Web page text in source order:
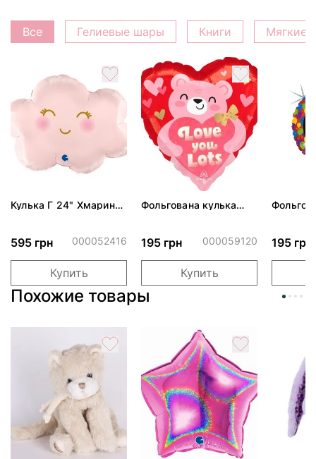
Все Гелиевые шары Книги Мягкие
Кулька Г 24" Хмаринка
595 грн 000052416
Купить
Фольгована кулька
195 грн 000059120
Купить
195 грн
Похожие товары